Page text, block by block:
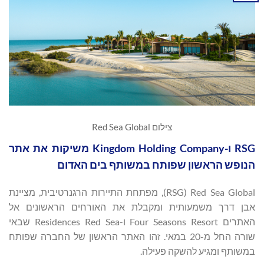
צילום Red Sea Global
RSG ו-Kingdom Holding Company משיקות את אתר
הנופש הראשון שפותח במשותף בים האדום
Red Sea Global ‏(RSG), מפתחת התיירות הרגנרטיבית, מציינת
אבן דרך משמעותית ומקבלת את האורחים הראשונים אל
האתרים Four Seasons Resort ו-Residences Red Sea שבאי
שורה החל מ-20 במאי. זהו האתר הראשון של החברה שפותח
במשותף ומגיע להשקה פעילה.